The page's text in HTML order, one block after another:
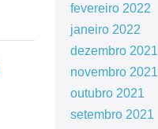
fevereiro 2022
janeiro 2022
dezembro 2021
novembro 2021
outubro 2021
setembro 2021